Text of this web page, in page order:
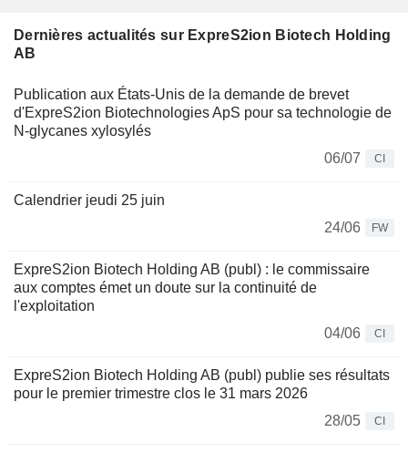
Dernières actualités sur ExpreS2ion Biotech Holding
AB
Publication aux États-Unis de la demande de brevet
d'ExpreS2ion Biotechnologies ApS pour sa technologie de
N-glycanes xylosylés
06/07
CI
Calendrier jeudi 25 juin
24/06
FW
ExpreS2ion Biotech Holding AB (publ) : le commissaire
aux comptes émet un doute sur la continuité de
l'exploitation
04/06
CI
ExpreS2ion Biotech Holding AB (publ) publie ses résultats
pour le premier trimestre clos le 31 mars 2026
28/05
CI